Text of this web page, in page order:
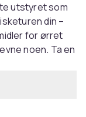
utstyret som
din –
for ørret
noen. Ta en